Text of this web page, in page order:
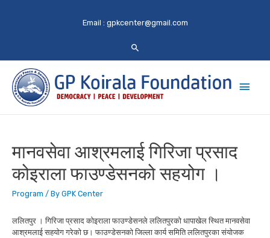
Email : gpkcenter@gmail.com
Main
मानवसेवा आश्रमलाई गिरिजा प्रसाद
कोइराला फाउण्डेसनको सहयोग ।
Program / By GPK Center
ललितपुर । गिरिजा प्रसाद कोइराला फाउण्डेसनले ललितपुरको धापाखेल स्थित मानवसेवा
आश्रमलाई सहयोग गरेको छ। फाउण्डेसनको जिल्ला कार्य समिति ललितपुरका संयोजक